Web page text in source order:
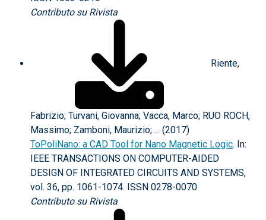
Contributo su Rivista
Riente,
Fabrizio; Turvani, Giovanna; Vacca, Marco; RUO ROCH,
Massimo; Zamboni, Maurizio; ... (2017)
ToPoliNano: a CAD Tool for Nano Magnetic Logic. In:
IEEE TRANSACTIONS ON COMPUTER-AIDED
DESIGN OF INTEGRATED CIRCUITS AND SYSTEMS,
vol. 36, pp. 1061-1074. ISSN 0278-0070
Contributo su Rivista